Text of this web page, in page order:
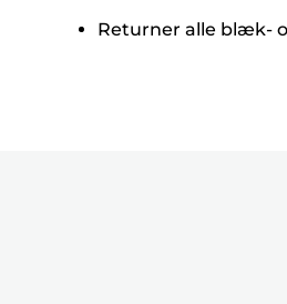
Returner alle blæk-